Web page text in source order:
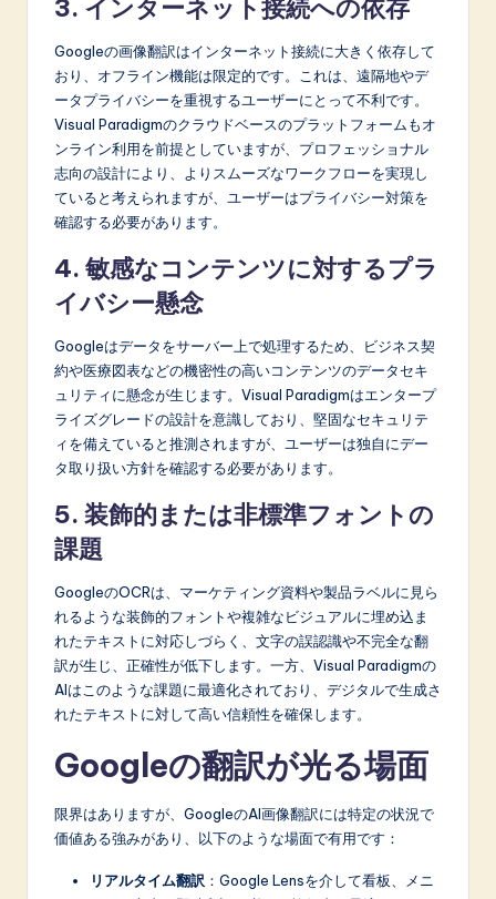
3. インターネット接続への依存
Googleの画像翻訳はインターネット接続に大きく依存して
おり、オフライン機能は限定的です。これは、遠隔地やデ
ータプライバシーを重視するユーザーにとって不利です。
Visual Paradigmのクラウドベースのプラットフォームもオ
ンライン利用を前提としていますが、プロフェッショナル
志向の設計により、よりスムーズなワークフローを実現し
ていると考えられますが、ユーザーはプライバシー対策を
確認する必要があります。
4. 敏感なコンテンツに対するプラ
イバシー懸念
Googleはデータをサーバー上で処理するため、ビジネス契
約や医療図表などの機密性の高いコンテンツのデータセキ
ュリティに懸念が生じます。Visual Paradigmはエンタープ
ライズグレードの設計を意識しており、堅固なセキュリテ
ィを備えていると推測されますが、ユーザーは独自にデー
タ取り扱い方針を確認する必要があります。
5. 装飾的または非標準フォントの
課題
GoogleのOCRは、マーケティング資料や製品ラベルに見ら
れるような装飾的フォントや複雑なビジュアルに埋め込ま
れたテキストに対応しづらく、文字の誤認識や不完全な翻
訳が生じ、正確性が低下します。一方、Visual Paradigmの
AIはこのような課題に最適化されており、デジタルで生成さ
れたテキストに対して高い信頼性を確保します。
Googleの翻訳が光る場面
限界はありますが、GoogleのAI画像翻訳には特定の状況で
価値ある強みがあり、以下のような場面で有用です：
リアルタイム翻訳 ：Google Lensを介して看板、メニ